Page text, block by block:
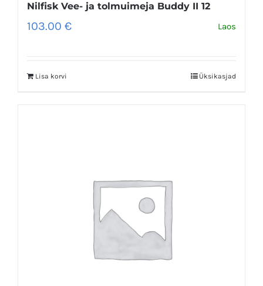
Nilfisk Vee- ja tolmuimeja Buddy II 12
103.00 € Laos
Lisa korvi Üksikasjad